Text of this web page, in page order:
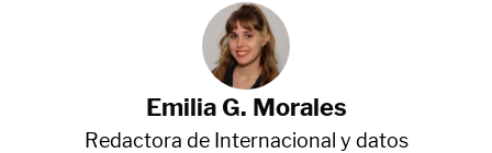
Emilia G. Morales
Redactora de Internacional y datos